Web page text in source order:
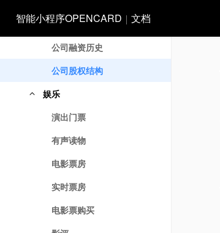
智能小程序OPENCARD 文档
公司高管
公司融资历史
公司股权结构
娱乐
演出门票
有声读物
电影票房
实时票房
电影票购买